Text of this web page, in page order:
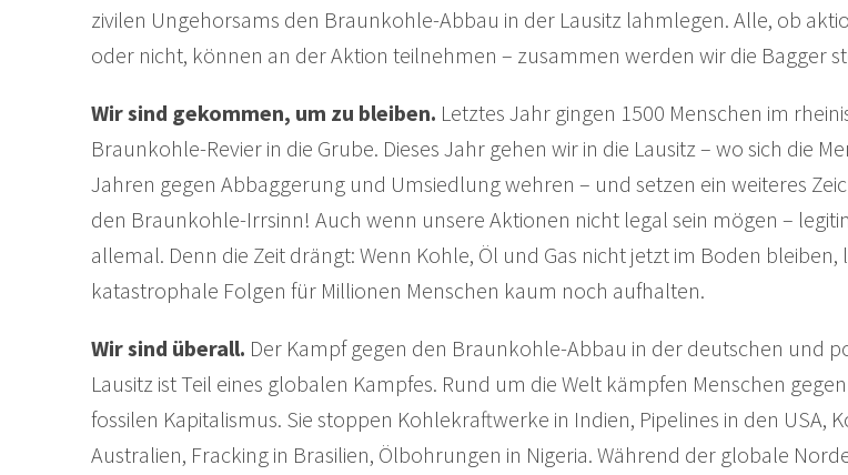
zivilen Ungehorsams den Braunkohle-Abbau in der Lausitz lahmlegen. Alle, ob
oder nicht, können an der Aktion teilnehmen – zusammen werden wir die Bagger
Wir sind gekommen, um zu bleiben. Letztes Jahr gingen 1500 Menschen im
Braunkohle-Revier in die Grube. Dieses Jahr gehen wir in die Lausitz – wo sich die
Jahren gegen Abbaggerung und Umsiedlung wehren – und setzen ein weiteres
den Braunkohle-Irrsinn! Auch wenn unsere Aktionen nicht legal sein mögen –
allemal. Denn die Zeit drängt: Wenn Kohle, Öl und Gas nicht jetzt im Boden bleiben,
katastrophale Folgen für Millionen Menschen kaum noch aufhalten.
Wir sind überall. Der Kampf gegen den Braunkohle-Abbau in der deutschen und
Lausitz ist Teil eines globalen Kampfes. Rund um die Welt kämpfen Menschen
fossilen Kapitalismus. Sie stoppen Kohlekraftwerke in Indien, Pipelines in den USA,
Australien, Fracking in Brasilien, Ölbohrungen in Nigeria. Während der globale